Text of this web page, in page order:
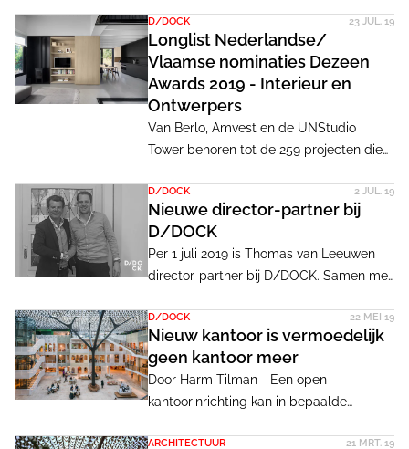
eisen, met een zeer korte deadline en
beperkt budget. Door
dochteronderneming Furnify, de expert
o.g.v. tweede-hands kantoormeubels en
materialen, in te schakelen en Impraise
bij elke stap te betrekken ontstond er
een verrassende, flexibele en kleurrijke
D/DOCK 23 JUL. 19
Longlist Nederlandse/
Vlaamse nominaties Dezeen
Awards 2019 - Interieur en
Ontwerpers
Van Berlo, Amvest en de UNStudio
Tower behoren tot de 259 projecten die
Dezeen Awards Interieur. Bekijk
onderstaand de lijst met Nederlandse en
Vlaamse nominaties. Daarnaast ook de
nominaties van ontwerpers/architecten
die kans maken op een Dezeen Award
D/DOCK 2 JUL. 19
Nieuwe director-partner bij
D/DOCK
Per 1 juli 2019 is Thomas van Leeuwen
director-partner bij D/DOCK. Samen met
vormt Van Leeuwen nu de directie.
D/DOCK 22 MEI 19
Nieuw kantoor is vermoedelijk
geen kantoor meer
Door Harm Tilman - Een open
kantoorinrichting kan in bepaalde
ontwrichtend zijn. Volgens architect
ARCHITECTUUR 21 MRT. 19